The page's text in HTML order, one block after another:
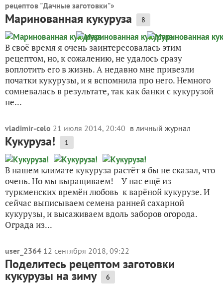
рецептов "Дачные заготовки"»
Маринованная кукуруза 8
В своё время я очень заинтересовалась этим
рецептом, но, к сожалению, не удалось сразу
воплотить его в жизнь. А недавно мне привезли
початки кукурузы, и я вспомнила про него. Немного
сомневалась в результате, так как банки с кукурузой
не...
vladimir-celo 21 июля 2014, 20:40 в личный журнал
Кукуруза! 1
В нашем климате кукуруза растёт я бы не сказал, что
очень. Но мы выращиваем! У нас ещё из
туркменских времён любовь к варёной кукурузе. И
сейчас выписываем семена ранней сахарной
кукурузы, и высаживаем вдоль заборов огорода.
Ограда из...
user_2364 12 сентября 2018, 09:22
Поделитесь рецептом заготовки
кукурузы на зиму 6